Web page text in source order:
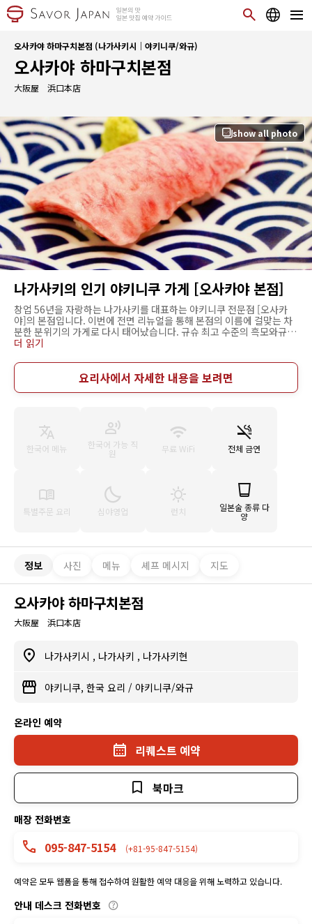
오사카야 하마구치본점 (나가사키시｜야키니쿠/와규)
오사카야 하마구치본점
大阪屋 浜口本店
show all photo
나가사키의 인기 야키니쿠 가게 [오사카야 본점]
창업 56년을 자랑하는 나가사키를 대표하는 야키니쿠 전문점 [오사카
야]의 본점입니다. 이번에 전면 리뉴얼을 통해 본점의 이름에 걸맞는 차
분한 분위기의 가게로 다시 태어났습니다. 규슈 최고 수준의 흑모와규를
제공하고 있으며, 나가사키현 내외에서 많은 손님이 방문하고 있습니다.
더 읽기
요리사에서 자세한 내용을 보려면
한국어 메뉴 한국어 가능 직
원 무료 WiFi 전체 금연
특별주문 요리 심야영업 런치 일본술 종류 다
양
정보 사진 메뉴 셰프 메시지 지도
오사카야 하마구치본점
大阪屋 浜口本店
나가사키시 , 나가사키 , 나가사키현
야키니쿠, 한국 요리 / 야키니쿠/와규
온라인 예약
리퀘스트 예약
북마크
매장 전화번호
095-847-5154 (+81-95-847-5154)
예약은 모두 웹폼을 통해 접수하여 원활한 예약 대응을 위해 노력하고 있습니다.
안내 데스크 전화번호